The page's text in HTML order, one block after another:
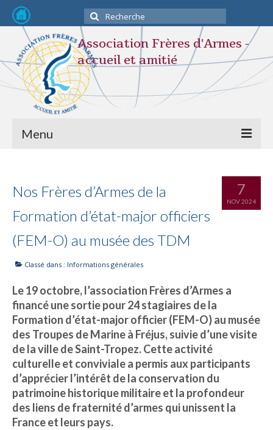
Rechercher
:
Association Frères d'Armes -
accueil et amitié
Menu
L’association
STATUTS
Composition du Bureau
Nos activités
Nous contacter
Liens et amis
Lettres d’info
S’INSCRIRE
INFO n°20 – JUILLET 2026
INFO n°19 – JUIN 2026
7
NOV 2024
Nos Frères d’Armes de la
Formation d’état-major officiers
(FEM-O) au musée des TDM
Classé dans : Informations générales
Le 19 octobre, l’association Frères d’Armes a
financé une sortie pour 24 stagiaires de la
Formation d’état-major officier (FEM-O) au musée
des Troupes de Marine à Fréjus, suivie d’une visite
de la ville de Saint-Tropez. Cette activité
culturelle et conviviale a permis aux participants
d’apprécier l’intérêt de la conservation du
patrimoine historique militaire et la profondeur
des liens de fraternité d’armes qui unissent la
France et leurs pays.